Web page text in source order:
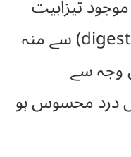
غذائی نالی (digestive diseases) سے منہ
وجہ سے
درد محسوس ہو